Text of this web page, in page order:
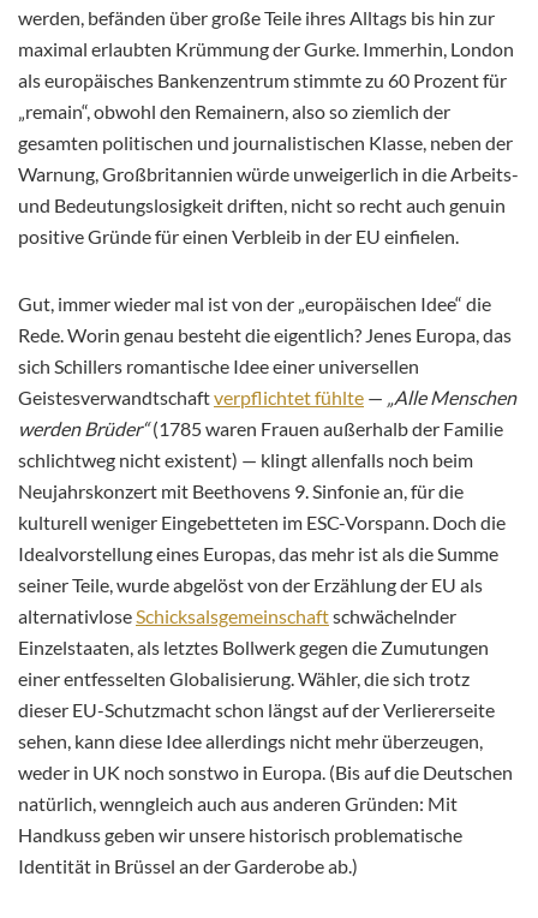
werden, befänden über große Teile ihres Alltags bis hin zur
maximal erlaubten Krümmung der Gurke. Immerhin, London
als europäisches Bankenzentrum stimmte zu 60 Prozent für
„remain“, obwohl den Remainern, also so ziemlich der
gesamten politischen und journalistischen Klasse, neben der
Warnung, Großbritannien würde unweigerlich in die Arbeits-
und Bedeutungslosigkeit driften, nicht so recht auch genuin
positive Gründe für einen Verbleib in der EU einfielen.
Gut, immer wieder mal ist von der „europäischen Idee“ die
Rede. Worin genau besteht die eigentlich? Jenes Europa, das
sich Schillers romantische Idee einer universellen
Geistesverwandtschaftverpflichtet fühlte — „Alle Menschen
werden Brüder“(1785 waren Frauen außerhalb der Familie
schlichtweg nicht existent) — klingt allenfalls noch beim
Neujahrskonzert mit Beethovens 9. Sinfonie an, für die
kulturell weniger Eingebetteten im ESC-Vorspann. Doch die
Idealvorstellung eines Europas, das mehr ist als die Summe
seiner Teile, wurde abgelöst von der Erzählung der EU als
alternativloseSchicksalsgemeinschaftschwächelnder
Einzelstaaten, als letztes Bollwerk gegen die Zumutungen
einer entfesselten Globalisierung. Wähler, die sich trotz
dieser EU-Schutzmacht schon längst auf der Verliererseite
sehen, kann diese Idee allerdings nicht mehr überzeugen,
weder in UK noch sonstwo in Europa. (Bis auf die Deutschen
natürlich, wenngleich auch aus anderen Gründen: Mit
Handkuss geben wir unsere historisch problematische
Identität in Brüssel an der Garderobe ab.)